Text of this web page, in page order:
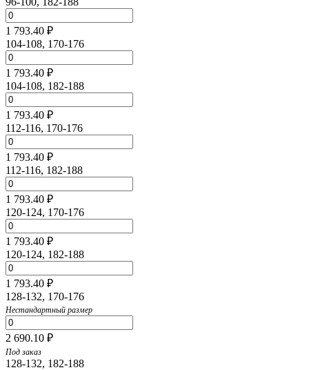
1 793.40 ₽
104-108, 170-176
1 793.40 ₽
104-108, 182-188
1 793.40 ₽
112-116, 170-176
1 793.40 ₽
112-116, 182-188
1 793.40 ₽
120-124, 170-176
1 793.40 ₽
120-124, 182-188
1 793.40 ₽
128-132, 170-176
Нестандартный размер
2 690.10 ₽
Под заказ
128-132, 182-188